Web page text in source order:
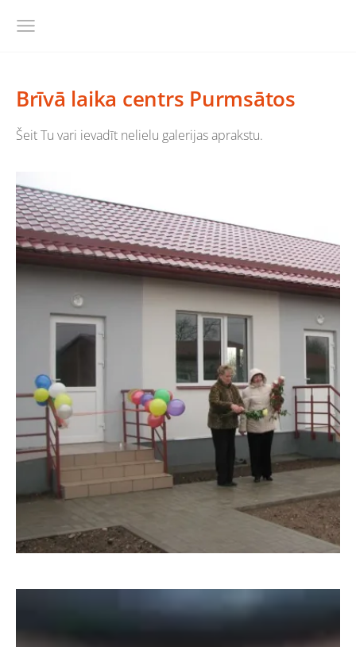
Brīvā laika centrs Purmsātos
Šeit Tu vari ievadīt nelielu galerijas aprakstu.